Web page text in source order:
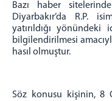
BAŞSAVCILIK
CUMHURİYET
CUMHURİYET
ADALET KOMİSYONU
Bazı haber
Diyarbakır’da R.P.
yatırıldığı
bilgilendirilmesi
hasıl olmuştur.
Söz konusu kişinin, 8